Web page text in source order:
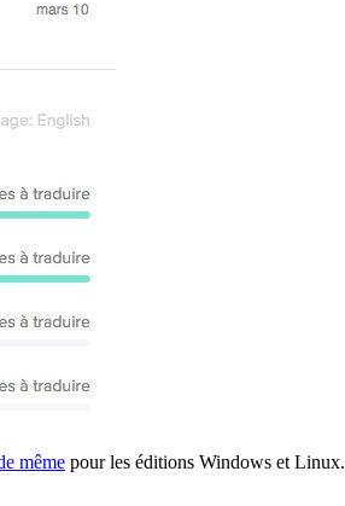
même pour les éditions Windows et Linux.